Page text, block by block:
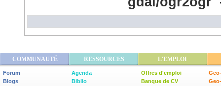
COMMUNAUTÉ RESSOURCES L'EMPLOI
Forum
Blogs
Agenda
Biblio
Offres d'emploi
Banque de CV